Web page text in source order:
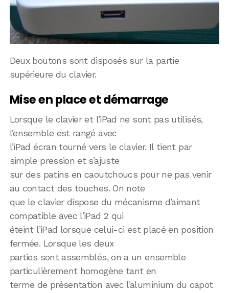
Deux boutons sont disposés sur la partie
supérieure du clavier.
Mise en place et démarrage
Lorsque le clavier et l’iPad ne sont pas utilisés,
l’ensemble est rangé avec
l’iPad écran tourné vers le clavier. Il tient par
simple pression et s’ajuste
sur des patins en caoutchoucs pour ne pas venir
au contact des touches. On note
que le clavier dispose du mécanisme d’aimant
compatible avec l’iPad 2 qui
éteint l’iPad lorsque celui-ci est placé en position
fermée. Lorsque les deux
parties sont assemblés, on a un ensemble
particulièrement homogène tant en
terme de présentation avec l’aluminium du capot